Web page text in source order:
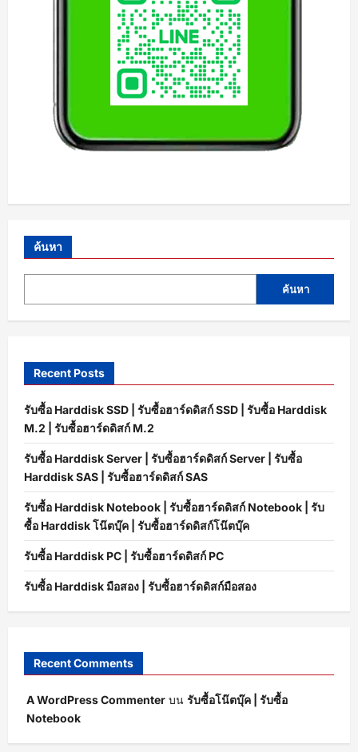
ค้นหา
ค้นหา
Recent Posts
รับซื้อ Harddisk SSD | รับซื้อฮาร์ดดิสก์ SSD | รับซื้อ Harddisk
M.2 | รับซื้อฮาร์ดดิสก์ M.2
รับซื้อ Harddisk Server | รับซื้อฮาร์ดดิสก์ Server | รับซื้อ
Harddisk SAS | รับซื้อฮาร์ดดิสก์ SAS
รับซื้อ Harddisk Notebook | รับซื้อฮาร์ดดิสก์ Notebook | รับ
ซื้อ Harddisk โน๊ตบุ๊ค | รับซื้อฮาร์ดดิสก์โน๊ตบุ๊ค
รับซื้อ Harddisk PC | รับซื้อฮาร์ดดิสก์ PC
รับซื้อ Harddisk มือสอง | รับซื้อฮาร์ดดิสก์มือสอง
Recent Comments
A WordPress Commenter บน รับซื้อโน๊ตบุ๊ค | รับซื้อ
Notebook